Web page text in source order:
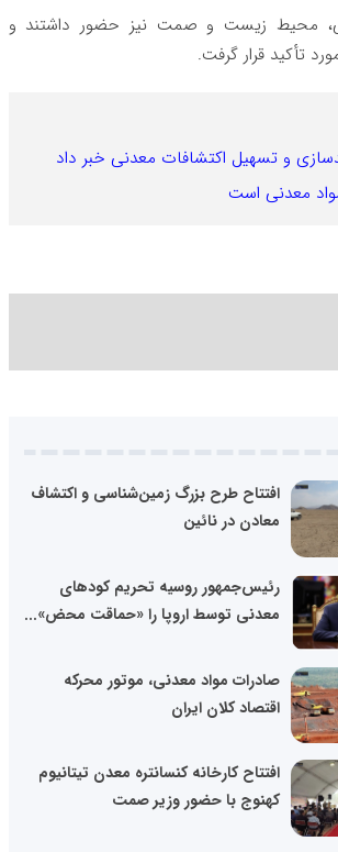
محیط زیست و صمت نیز حضور داشتند و
تأکید قرار گرفت.
معدنی است
افتتاح طرح بزرگ زمین‌شناسی و اکتشاف
معادن در نائین
رئیس‌جمهور روسیه تحریم کودهای
معدنی توسط اروپا را «حماقت محض»...
صادرات مواد معدنی، موتور محرکه
اقتصاد کلان ایران
افتتاح کارخانه کنسانتره معدن تیتانیوم
کهنوج با حضور وزیر صمت